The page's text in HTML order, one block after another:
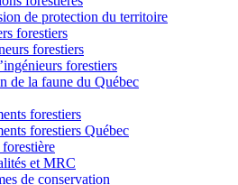
de protection du territoire
forestiers
forestiers
forestiers
de la faune du Québec
forestiers
forestiers Québec
et MRC
de conservation